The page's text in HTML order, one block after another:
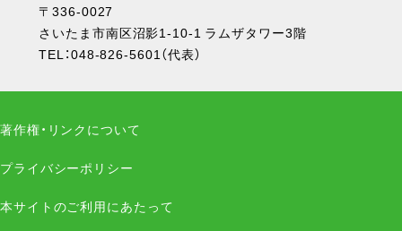
〒336-0027
さいたま市南区沼影1-10-1 ラムザタワー3階
TEL：048-826-5601（代表）
著作権・リンクについて
プライバシーポリシー
本サイトのご利用にあたって